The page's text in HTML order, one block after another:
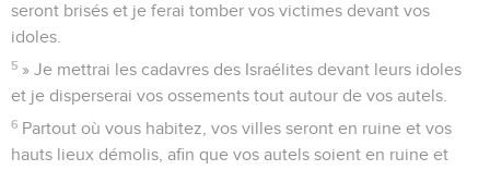
seront brisés et je ferai tomber vos victimes devant vos
idoles.
5 » Je mettrai les cadavres des Israélites devant leurs idoles
et je disperserai vos ossements tout autour de vos autels.
6 Partout où vous habitez, vos villes seront en ruine et vos
hauts lieux démolis, afin que vos autels soient en ruine et